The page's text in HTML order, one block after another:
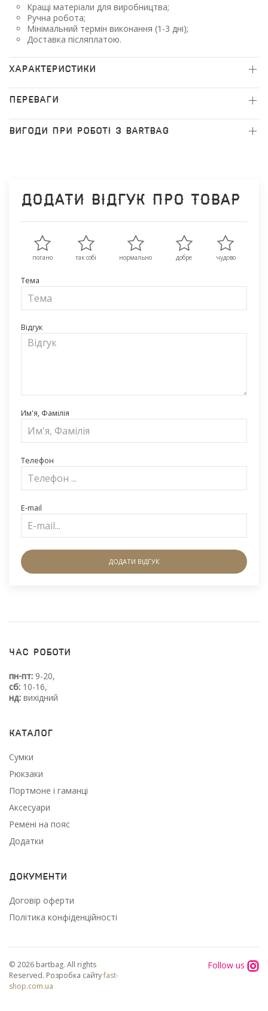
Кращі матеріали для виробництва;
Ручна робота;
Мінімальний термін виконання (1 -3 дні);
Доставка післяплатою.
ХАРАКТЕРИСТИКИ
ПЕРЕВАГИ
ВИГОДИ ПРИ РОБОТІ З BARTBAG
Додати відгук про товар
погано так собі нормально добре чудово
Тема
Відгук
Им'я, Фамілія
Телефон
E-mail
ДОДАТИ ВІДГУК
Час роботи
пн-пт: 9-20,
сб: 10-16,
нд: вихідний
Каталог
Сумки
Рюкзаки
Портмоне і гаманці
Аксесуари
Ремені на пояс
Додатки
Документи
Договір оферти
Політика конфіденційності
© 2026 bartbag. All rights
Reserved. Розробка сайтуfast-
shop.com.ua
Follow us